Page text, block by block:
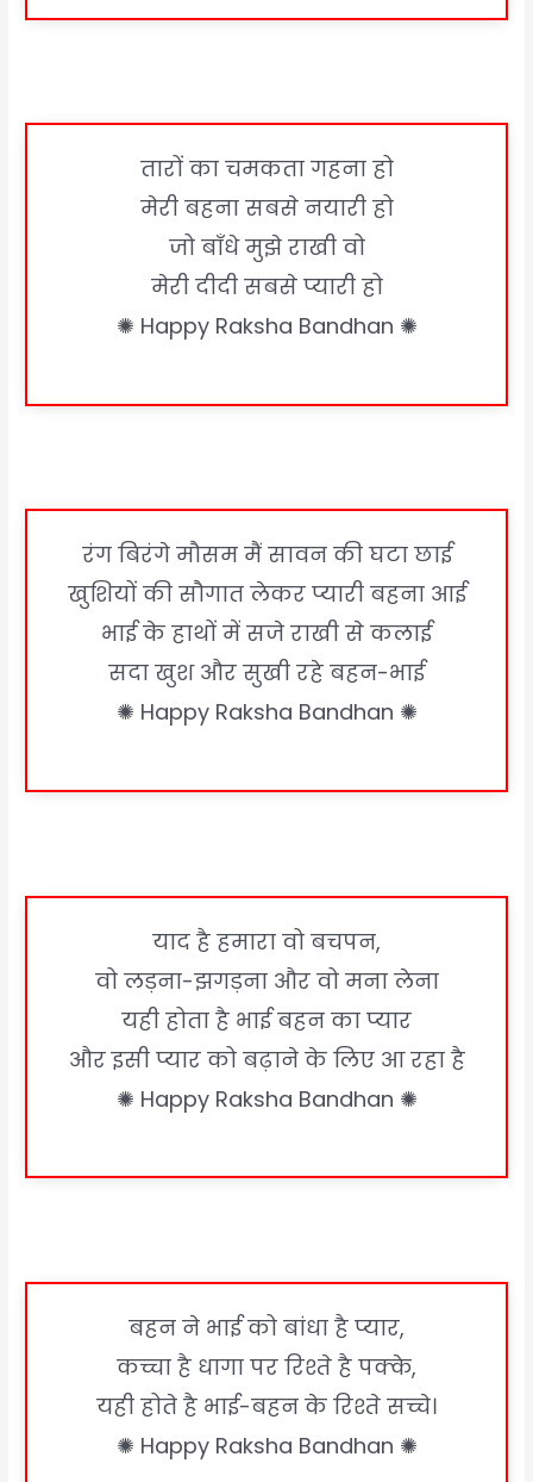
तारों का चमकता गहना हो
मेरी बहना सबसे नयारी हो
जो बाँधे मुझे राखी वो
मेरी दीदी सबसे प्यारी हो
✺ Happy Raksha Bandhan ✺
रंग बिरंगे मौसम मैं सावन की घटा छाई
खुशियों की सौगात लेकर प्यारी बहना आई
भाई के हाथों में सजे राखी से कलाई
सदा खुश और सुखी रहे बहन-भाई
✺ Happy Raksha Bandhan ✺
याद है हमारा वो बचपन,
वो लड़ना-झगड़ना और वो मना लेना
यही होता है भाई बहन का प्यार
और इसी प्यार को बढ़ाने के लिए आ रहा है
✺ Happy Raksha Bandhan ✺
बहन ने भाई को बांधा है प्यार,
कच्चा है धागा पर रिश्ते है पक्के,
यही होते है भाई-बहन के रिश्ते सच्चे।
✺ Happy Raksha Bandhan ✺